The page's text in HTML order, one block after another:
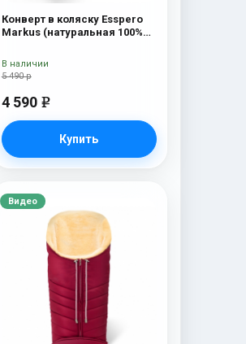
Конверт в коляску Esspero
Markus (натуральная 100%
5 490 р
4 590 e
Купить
В наличии
Видео